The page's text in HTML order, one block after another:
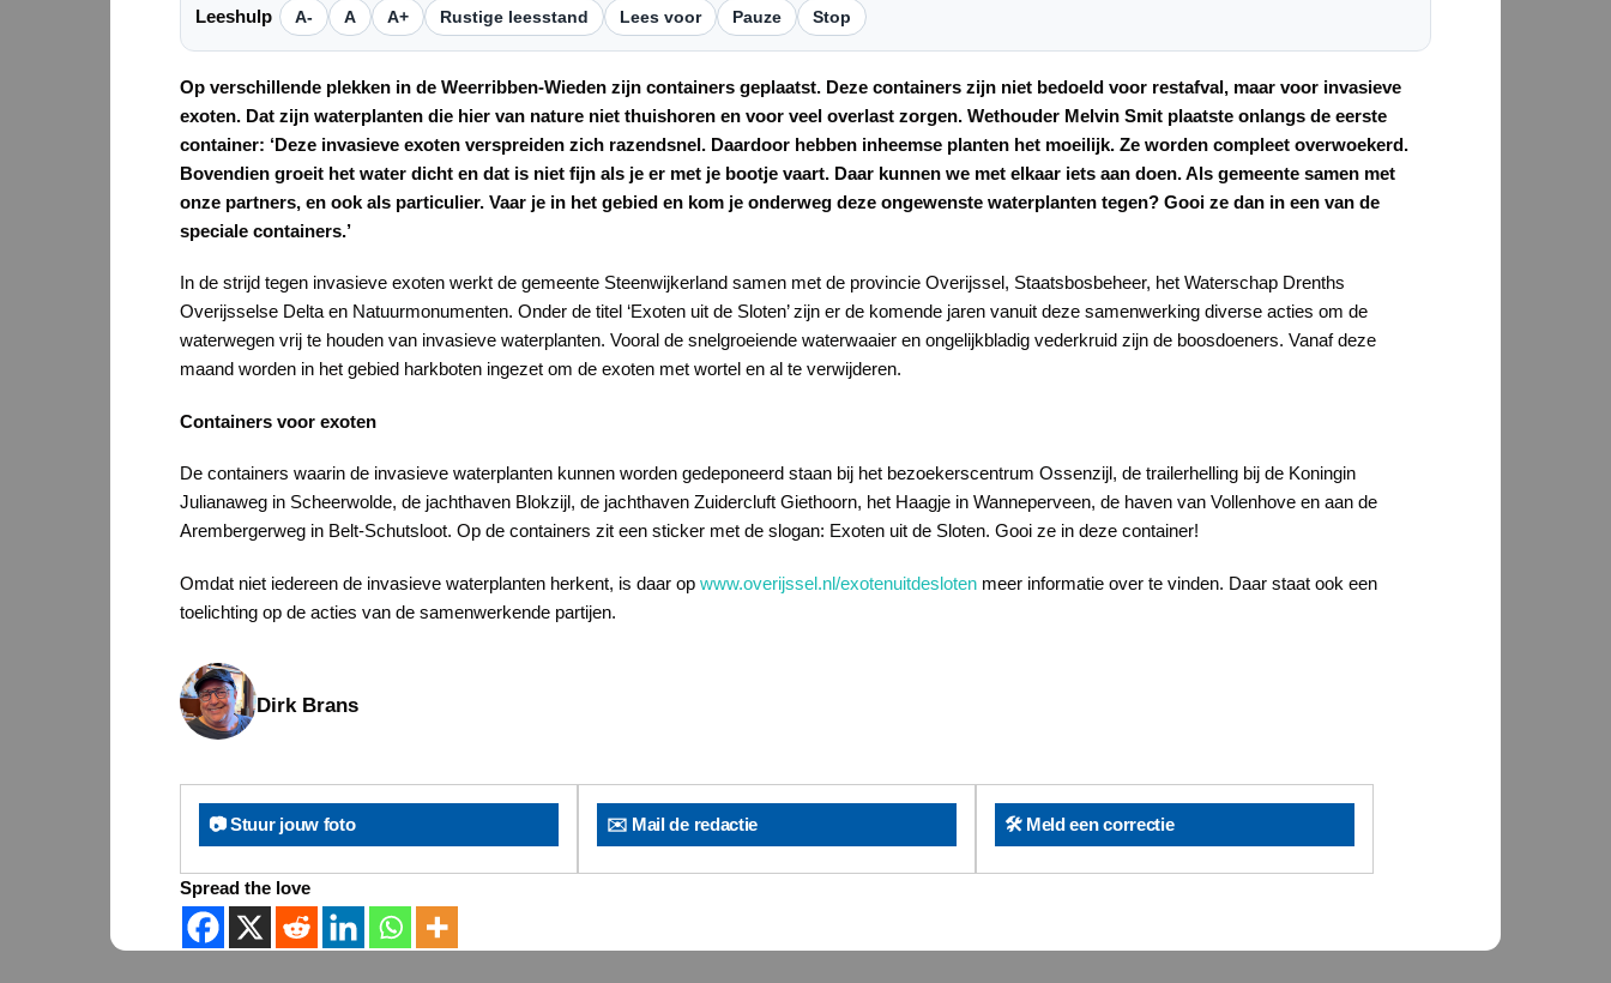
Leeshulp A- A A+ Rustige leesstand Lees voor Pauze Stop
Op verschillende plekken in de Weerribben-Wieden zijn containers geplaatst. Deze containers zijn niet bedoeld voor restafval, maar voor invasieve
exoten. Dat zijn waterplanten die hier van nature niet thuishoren en voor veel overlast zorgen. Wethouder Melvin Smit plaatste onlangs de eerste
container: ‘Deze invasieve exoten verspreiden zich razendsnel. Daardoor hebben inheemse planten het moeilijk. Ze worden compleet overwoekerd.
Bovendien groeit het water dicht en dat is niet fijn als je er met je bootje vaart. Daar kunnen we met elkaar iets aan doen. Als gemeente samen met
onze partners, en ook als particulier. Vaar je in het gebied en kom je onderweg deze ongewenste waterplanten tegen? Gooi ze dan in een van de
speciale containers.’
In de strijd tegen invasieve exoten werkt de gemeente Steenwijkerland samen met de provincie Overijssel, Staatsbosbeheer, het Waterschap Drenths
Overijsselse Delta en Natuurmonumenten. Onder de titel ‘Exoten uit de Sloten’ zijn er de komende jaren vanuit deze samenwerking diverse acties om de
waterwegen vrij te houden van invasieve waterplanten. Vooral de snelgroeiende waterwaaier en ongelijkbladig vederkruid zijn de boosdoeners. Vanaf deze
maand worden in het gebied harkboten ingezet om de exoten met wortel en al te verwijderen.
Containers voor exoten
De containers waarin de invasieve waterplanten kunnen worden gedeponeerd staan bij het bezoekerscentrum Ossenzijl, de trailerhelling bij de Koningin
Julianaweg in Scheerwolde, de jachthaven Blokzijl, de jachthaven Zuidercluft Giethoorn, het Haagje in Wanneperveen, de haven van Vollenhove en aan de
Arembergerweg in Belt-Schutsloot. Op de containers zit een sticker met de slogan: Exoten uit de Sloten. Gooi ze in deze container!
Omdat niet iedereen de invasieve waterplanten herkent, is daar op www.overijssel.nl/exotenuitdesloten meer informatie over te vinden. Daar staat ook een
toelichting op de acties van de samenwerkende partijen.
Dirk Brans
📷 Stuur jouw foto ✉️ Mail de redactie 🛠️ Meld een correctie
Spread the love